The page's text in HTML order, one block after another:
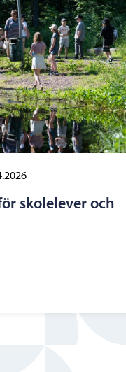
skolelever och